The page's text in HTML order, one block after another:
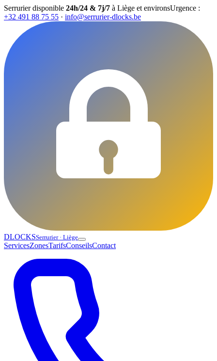
Serrurier disponible 24h/24 & 7j/7 à Liège et environsUrgence :
+32 491 88 75 55 · info@serrurier-dlocks.be
DLOCKSSerrurier · Liège
ServicesZonesTarifsConseilsContact